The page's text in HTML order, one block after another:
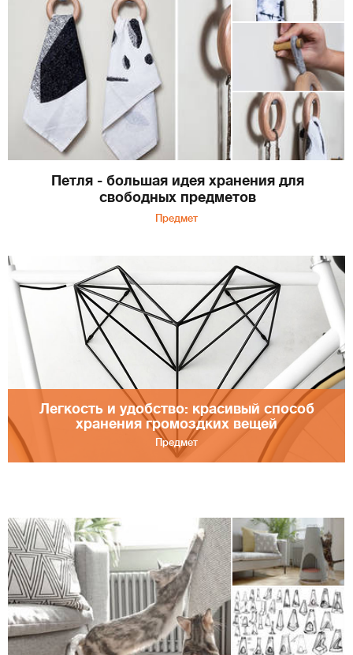
Петля - большая идея хранения для
свободных предметов
Предмет
Легкость и удобство: красивый способ
хранения громоздких вещей
Предмет